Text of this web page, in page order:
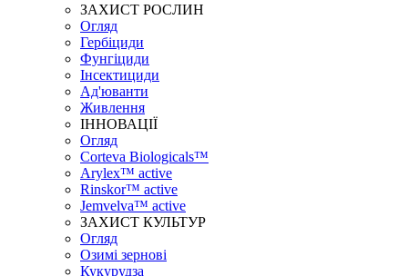
ЗАХИСТ РОСЛИН
Огляд
Гербіциди
Фунгіциди
Інсектициди
Ад'юванти
Живлення
ІННОВАЦІЇ
Огляд
Corteva Biologicals™
Arylex™ active
Rinskor™ active
Jemvelva™ active
ЗАХИСТ КУЛЬТУР
Огляд
Озимі зернові
Кукурудза